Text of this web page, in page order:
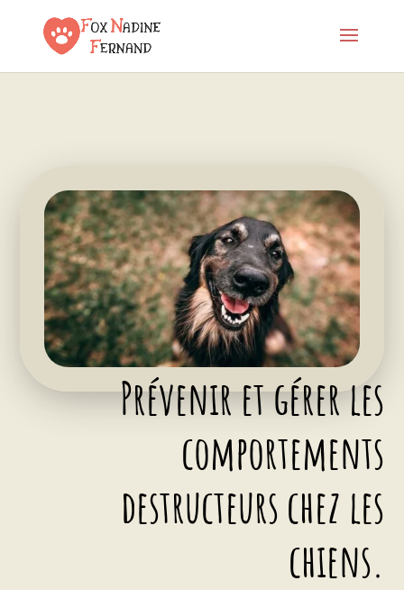
Prévenir et gérer les
comportements
destructeurs chez les
chiens.